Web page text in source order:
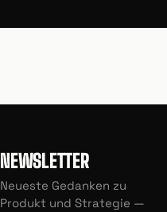
NEWSLETTER
Neueste Gedanken zu
Produkt und Strategie —